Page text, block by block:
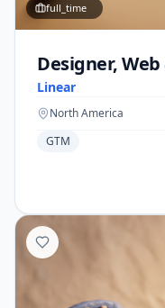
full_time
Designer,
Linear
North America
GTM